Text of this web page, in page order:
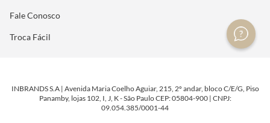
Fale Conosco
Troca Fácil
INBRANDS S.A | Avenida Maria Coelho Aguiar, 215, 2º andar, bloco C/E/G, Piso
Panamby, lojas 102, I, J, K - São Paulo CEP: 05804-900 | CNPJ:
09.054.385/0001-44